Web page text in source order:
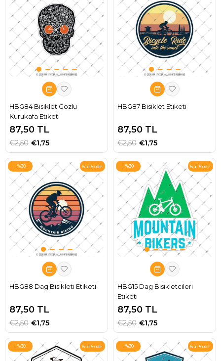
HBG84 Bisiklet Gozlu
Kurukafa Etiketi
87,50 TL
€1,75
€2,50
HBG87 Bisiklet Etiketi
87,50 TL
€1,75
€2,50
HBG88 Dag Bisikleti Etiketi
87,50 TL
€1,75
€2,50
%30 6 al 5 öde
HBG15 Dag Bisikletcileri
Etiketi
87,50 TL
€1,75
€2,50
%30 6 al 5 öde
%30 6 al 5 öde %30 6 al 5 öde